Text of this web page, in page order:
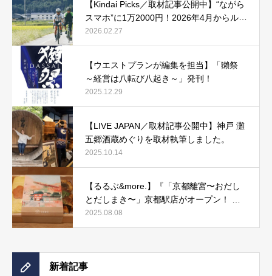
【Kindai Picks／取材記事公開中】“ながら
スマホ”に1万2000円！2026年4月からルー
ル化される、自転車の「青切符」とは？
2026.02.27
【ウエストプランが編集を担当】「獺祭
～経営は八転び八起き～」発刊！
2025.12.29
【LIVE JAPAN／取材記事公開中】神戸 灘
五郷酒蔵めぐりを取材執筆しました。
2025.10.14
【るるぶ&more.】『「京都離宮〜おだし
とだしまき〜」京都駅店がオープン！ だ
しまき弁当やおみやげにもぴったりな人気
メニューをご紹介』記事公開中
2025.08.08
新着記事